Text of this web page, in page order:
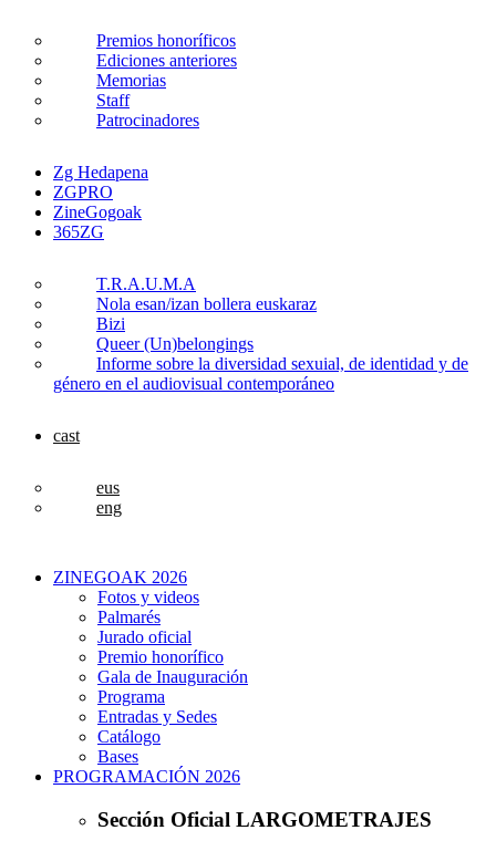
Premios honoríficos
Ediciones anteriores
Memorias
Staff
Patrocinadores
Zg Hedapena
ZGPRO
ZineGogoak
365ZG
T.R.A.U.M.A
Nola esan/izan bollera euskaraz
Bizi
Queer (Un)belongings
Informe sobre la diversidad sexuial, de identidad y de
género en el audiovisual contemporáneo
cast
eus
eng
ZINEGOAK 2026
Fotos y videos
Palmarés
Jurado oficial
Premio honorífico
Gala de Inauguración
Programa
Entradas y Sedes
Catálogo
Bases
PROGRAMACIÓN 2026
Sección Oficial LARGOMETRAJES